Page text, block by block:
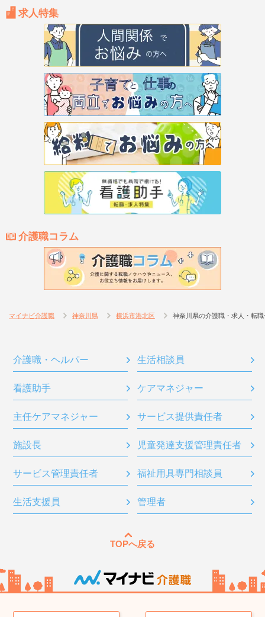
求人特集
介護職コラム
マイナビ介護職 神奈川県 横浜市港北区 神奈川県の介護職・求人・転職
介護職・ヘルパー 生活相談員
看護助手 ケアマネジャー
主任ケアマネジャー サービス提供責任者
施設長 児童発達支援管理責任者
サービス管理責任者 福祉用具専門相談員
生活支援員 管理者
TOPへ戻る